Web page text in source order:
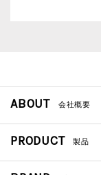
ABOUT 会社概要
PRODUCT 製品